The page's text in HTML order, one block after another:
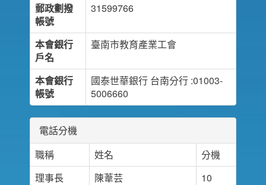
郵政劃撥
帳號
31599766
本會銀行
戶名
臺南市教育產業工會
本會銀行
帳號
國泰世華銀行 台南分行 :01003-
5006660
電話分機
職稱
姓名
分機
理事長
陳葦芸
10